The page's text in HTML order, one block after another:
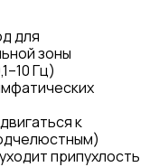
для
зоны
Гц)
к
припухлость